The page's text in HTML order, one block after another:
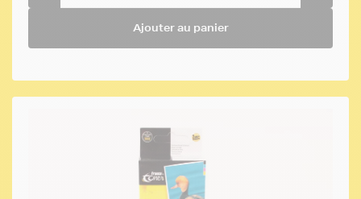
Ajouter au panier